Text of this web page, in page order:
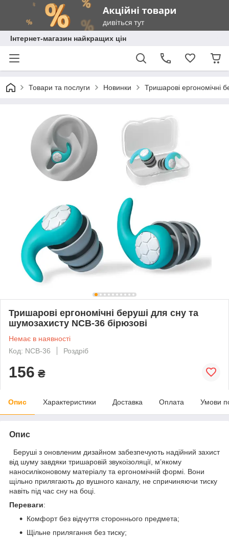
Інтернет-магазин найкращих цін
Товари та послуги Новинки Тришарові ергономічні
Тришарові ергономічні беруші для сну та
шумозахисту NCB-36 бірюзові
Немає в наявності
Код: NCB-36
Роздріб
156 ₴
Опис Характеристики Доставка Оплата Умови
Опис
Беруші з оновленим дизайном забезпечують надійний захист
від шуму завдяки тришаровій звукоізоляції, м’якому
наносиліконовому матеріалу та ергономічній формі. Вони
щільно прилягають до вушного каналу, не спричиняючи тиску
навіть під час сну на боці.
Переваги:
Комфорт без відчуття стороннього предмета;
Щільне прилягання без тиску;